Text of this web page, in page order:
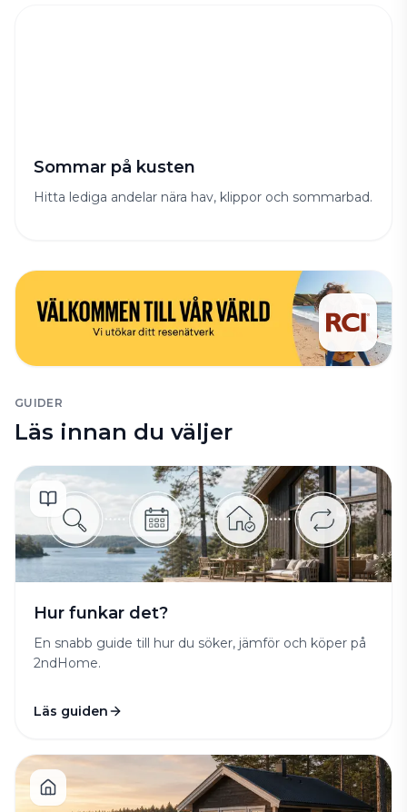
Sommar på kusten
Hitta lediga andelar nära hav, klippor och sommarbad.
GUIDER
Läs innan du väljer
Hur funkar det?
En snabb guide till hur du söker, jämför och köper på
2ndHome.
Läs guiden